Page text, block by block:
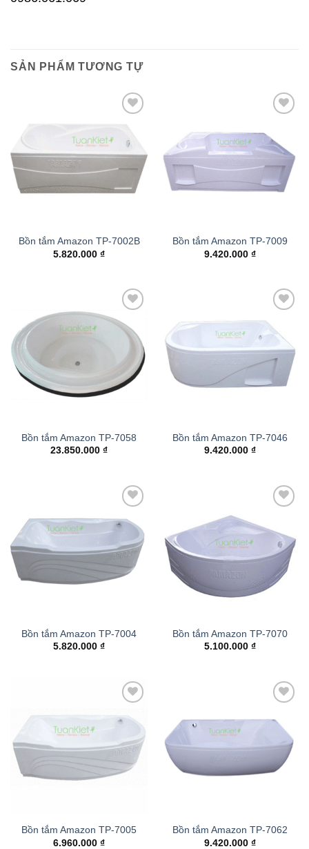
SẢN PHẨM TƯƠNG TỰ
Add to
wishlist
Bồn tắm Amazon TP-7002B
5.820.000 ₫
wishlist
Bồn tắm Amazon TP-7009
9.420.000 ₫
Add to
wishlist
Bồn tắm Amazon TP-7058
23.850.000 ₫
Add to
wishlist
Bồn tắm Amazon TP-7046
9.420.000 ₫
wishlist
Bồn tắm Amazon TP-7004
5.820.000 ₫
wishlist
Bồn tắm Amazon TP-7070
5.100.000 ₫
wishlist
Bồn tắm Amazon TP-7005
6.960.000 ₫
wishlist
Bồn tắm Amazon TP-7062
9.420.000 ₫